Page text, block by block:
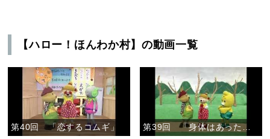
【ハロー！ほんわか村】の動画一覧
第40回 「恋するコムギ」